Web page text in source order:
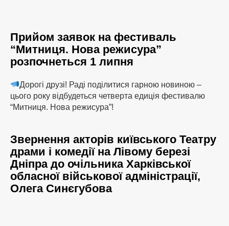
Прийом заявок на фестиваль
“Митниця. Нова режисура”
розпочнеться 1 липня
Дорогі друзі! Раді поділитися гарною новиною –
цього року відбудеться четверта едиція фестивалю
“Митниця. Нова режисура”!
Звернення акторів київського Театру
драми і комедії на Лівому березі
Дніпра до очільника Харківської
обласної військової адміністрації,
Олега Синєгубова